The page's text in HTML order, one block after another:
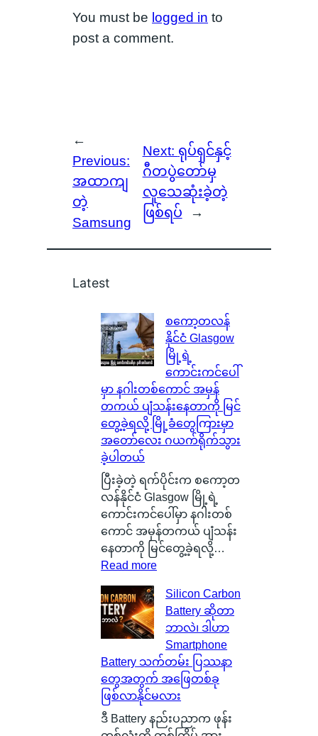
You must be logged in to
post a comment.
←
Previous:
အထာကျ
တဲ့
Samsung
Next: ရုပ်ရှင်နှင့်
ဂီတပွဲတော်မှ
လူသေဆုံးခဲ့တဲ့
ဖြစ်ရပ်
→
Latest
စကော့တလန်
နိုင်ငံ Glasgow
မြို့ရဲ့
ကောင်းကင်ပေါ်
မှာ နဂါးတစ်ကောင် အမှန်
တကယ် ပျံသန်းနေတာကို မြင်
တွေ့ခဲ့ရလို့ မြို့ခံတွေကြားမှာ
အတော်လေး ဂယက်ရိုက်သွား
ခဲ့ပါတယ်
ပြီးခဲ့တဲ့ ရက်ပိုင်းက စကော့တ
လန်နိုင်ငံ Glasgow မြို့ရဲ့
ကောင်းကင်ပေါ်မှာ နဂါးတစ်
ကောင် အမှန်တကယ် ပျံသန်း
နေတာကို မြင်တွေ့ခဲ့ရလို့…
Read more:
ကေ
ာ့
တ
လ
န်
နို
င်
ငံ
Silicon Carbon
Battery ဆိုတာ
ဘာလဲ၊ ဒါဟာ
Smartphone
Battery သက်တမ်း ပြဿနာ
တွေအတွက် အဖြေတစ်ခု
ဖြစ်လာနိုင်မလား
ဒီ Battery နည်းပညာက ဖုန်း